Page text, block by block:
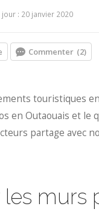
jour : 20 janvier 2020
Commenter (2)
touristiques
en Outaouais et le
partage avec
murs